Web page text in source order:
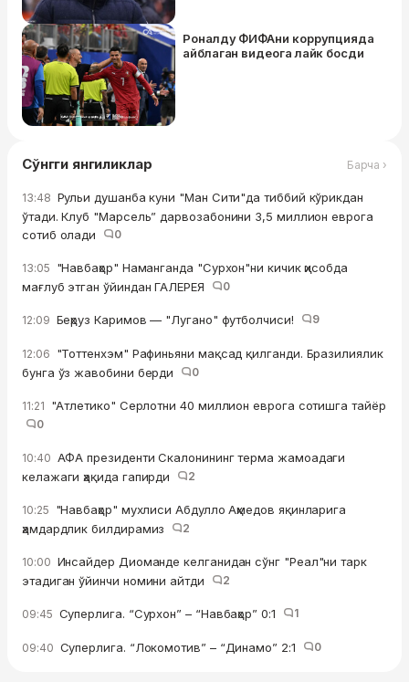
Роналду ФИФАни коррупцияда
айблаган видеога лайк босди
Сўнгги янгиликлар Барча ›
13:48 Рульи душанба куни "Ман Сити"да тиббий кўрикдан
ўтади. Клуб "Марсель” дарвозабонини 3,5 миллион еврога
сотиб олади
0
13:05 "Навбаҳор" Наманганда "Сурхон"ни кичик ҳисобда
мағлуб этган ўйиндан ГАЛЕРЕЯ
0
12:09 Беҳруз Каримов — "Лугано" футболчиси! 9
12:06 "Тоттенхэм" Рафиньяни мақсад қилганди. Бразилиялик
бунга ўз жавобини берди
0
11:21 "Атлетико" Серлотни 40 миллион еврога сотишга тайёр
0
10:40 АФА президенти Скалонининг терма жамоадаги
келажаги ҳақида гапирди
2
10:25 "Навбаҳор" мухлиси Абдулло Аҳмедов яқинларига
ҳамдардлик билдирамиз
2
10:00 Инсайдер Диоманде келганидан сўнг "Реал"ни тарк
этадиган ўйинчи номини айтди
2
09:45 Суперлига. “Сурхон” – “Навбаҳор” 0:1 1
09:40 Суперлига. “Локомотив” – “Динамо” 2:1 0